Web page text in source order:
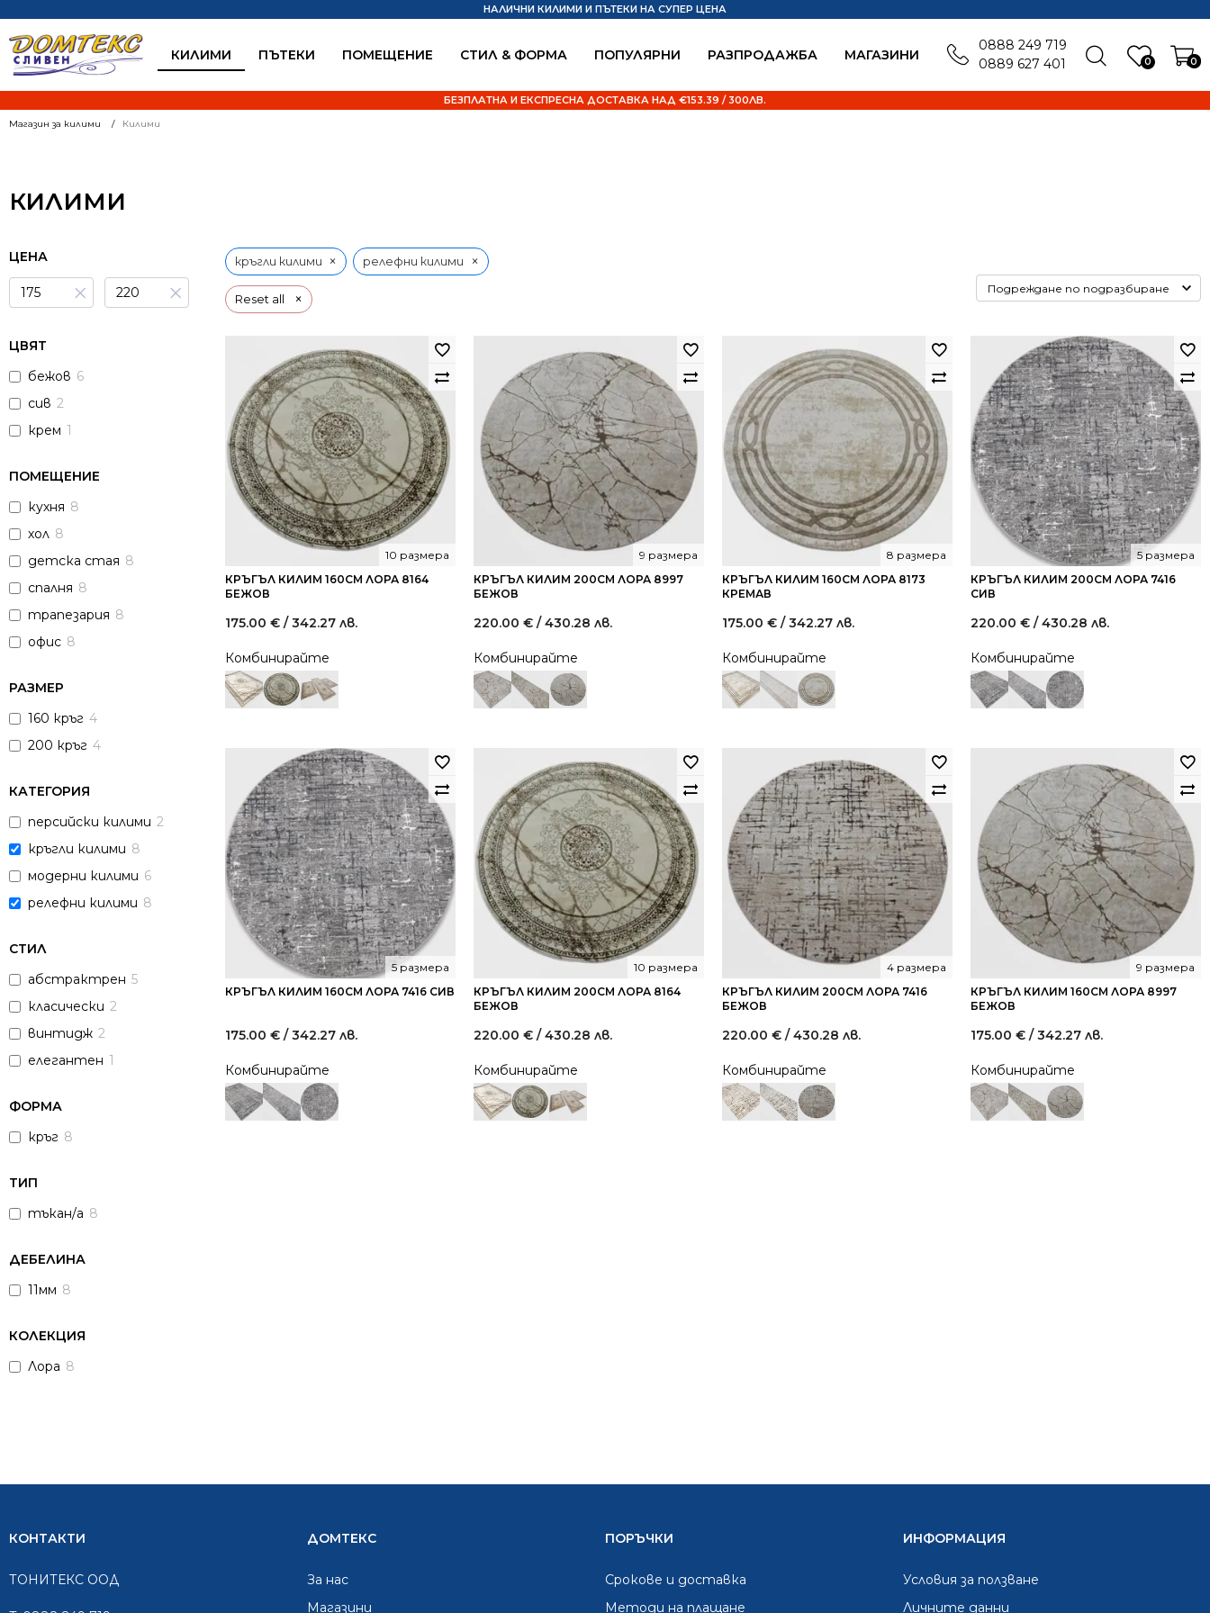
КИЛИМИ ПЪТЕКИ ПОМЕЩЕНИЕ СТИЛ & ФОРМА ПОПУЛЯРНИ РАЗПРОДАЖБА MАГАЗИНИ 0 0
НАЛИЧНИ КИЛИМИ И ПЪТЕКИ НА СУПЕР ЦЕНА
БЕЗПЛАТНА И ЕКСПРЕСНА ДОСТАВКА НАД €153.39 / 300ЛВ.
0888 249 719
0889 627 401
Магазин за килими Килими
КИЛИМИ
ЦЕНА
× ×
ЦВЯТ
бежов 6
сив 2
крем 1
ПОМЕЩЕНИЕ
кухня 8
хол 8
детска стая 8
спалня 8
трапезария 8
офис 8
РАЗМЕР
160 кръг 4
200 кръг 4
КАТЕГОРИЯ
персийски килими 2
кръгли килими 8
модерни килими 6
релефни килими 8
СТИЛ
абстрактрен 5
класически 2
винтидж 2
елегантен 1
ФОРМА
кръг 8
ТИП
тъкан/а 8
ДЕБЕЛИНА
11мм 8
КОЛЕКЦИЯ
Лора 8
Reset all ×
кръгли килими × релефни килими ×
КРЪГЪЛ КИЛИМ 160СМ ЛОРА 8164
БЕЖОВ
10 размера
175.00 € / 342.27 лв.
Комбинирайте
КРЪГЪЛ КИЛИМ 200СМ ЛОРА 8997
БЕЖОВ
9 размера
220.00 € / 430.28 лв.
Комбинирайте
КРЪГЪЛ КИЛИМ 160СМ ЛОРА 8173
КРЕМАВ
8 размера
175.00 € / 342.27 лв.
Комбинирайте
КРЪГЪЛ КИЛИМ 200СМ ЛОРА 7416
СИВ
5 размера
220.00 € / 430.28 лв.
Комбинирайте
КРЪГЪЛ КИЛИМ 160СМ ЛОРА 7416 СИВ
5 размера
175.00 € / 342.27 лв.
Комбинирайте
КРЪГЪЛ КИЛИМ 200СМ ЛОРА 8164
БЕЖОВ
10 размера
220.00 € / 430.28 лв.
Комбинирайте
КРЪГЪЛ КИЛИМ 200СМ ЛОРА 7416
БЕЖОВ
4 размера
220.00 € / 430.28 лв.
Комбинирайте
КРЪГЪЛ КИЛИМ 160СМ ЛОРА 8997
БЕЖОВ
9 размера
175.00 € / 342.27 лв.
Комбинирайте
КОНТАКТИ
ТОНИТЕКС ООД
ДОМТЕКС
За нас
Mагазини
ПОРЪЧКИ
Срокове и доставка
Методи на плащане
ИНФОРМАЦИЯ
Условия за ползване
Личните данни